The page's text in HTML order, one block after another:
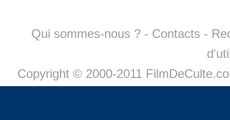
Qui sommes-nous ? - Contacts -
Copyright © 2000-2011